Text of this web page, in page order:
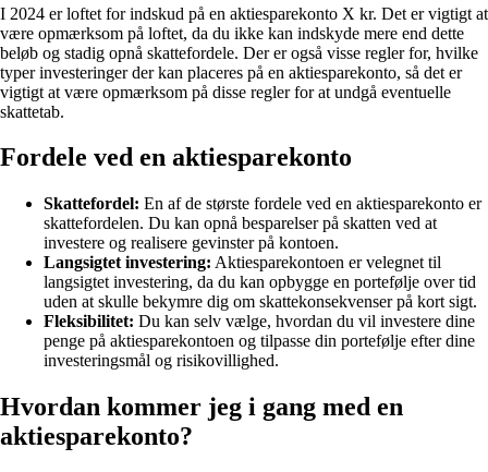
I 2024 er loftet for indskud på en aktiesparekonto X kr. Det er vigtigt at
være opmærksom på loftet, da du ikke kan indskyde mere end dette
beløb og stadig opnå skattefordele. Der er også visse regler for, hvilke
typer investeringer der kan placeres på en aktiesparekonto, så det er
vigtigt at være opmærksom på disse regler for at undgå eventuelle
skattetab.
Fordele ved en aktiesparekonto
Skattefordel: En af de største fordele ved en aktiesparekonto er
skattefordelen. Du kan opnå besparelser på skatten ved at
investere og realisere gevinster på kontoen.
Langsigtet investering: Aktiesparekontoen er velegnet til
langsigtet investering, da du kan opbygge en portefølje over tid
uden at skulle bekymre dig om skattekonsekvenser på kort sigt.
Fleksibilitet: Du kan selv vælge, hvordan du vil investere dine
penge på aktiesparekontoen og tilpasse din portefølje efter dine
investeringsmål og risikovillighed.
Hvordan kommer jeg i gang med en
aktiesparekonto?